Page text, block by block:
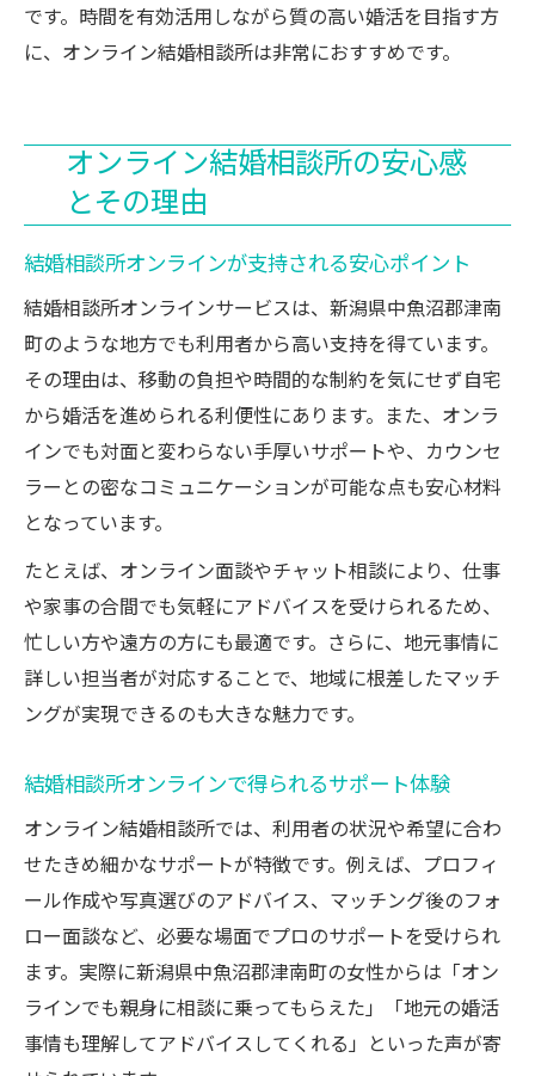
です。時間を有効活用しながら質の高い婚活を目指す方
に、オンライン結婚相談所は非常におすすめです。
オンライン結婚相談所の安心感
とその理由
結婚相談所オンラインが支持される安心ポイント
結婚相談所オンラインサービスは、新潟県中魚沼郡津南
町のような地方でも利用者から高い支持を得ています。
その理由は、移動の負担や時間的な制約を気にせず自宅
から婚活を進められる利便性にあります。また、オンラ
インでも対面と変わらない手厚いサポートや、カウンセ
ラーとの密なコミュニケーションが可能な点も安心材料
となっています。
たとえば、オンライン面談やチャット相談により、仕事
や家事の合間でも気軽にアドバイスを受けられるため、
忙しい方や遠方の方にも最適です。さらに、地元事情に
詳しい担当者が対応することで、地域に根差したマッチ
ングが実現できるのも大きな魅力です。
結婚相談所オンラインで得られるサポート体験
オンライン結婚相談所では、利用者の状況や希望に合わ
せたきめ細かなサポートが特徴です。例えば、プロフィ
ール作成や写真選びのアドバイス、マッチング後のフォ
ロー面談など、必要な場面でプロのサポートを受けられ
ます。実際に新潟県中魚沼郡津南町の女性からは「オン
ラインでも親身に相談に乗ってもらえた」「地元の婚活
事情も理解してアドバイスしてくれる」といった声が寄